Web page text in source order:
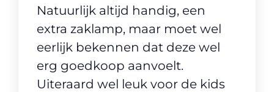
Natuurlijk altijd handig, een
extra zaklamp, maar moet wel
eerlijk bekennen dat deze wel
erg goedkoop aanvoelt.
Uiteraard wel leuk voor de kids